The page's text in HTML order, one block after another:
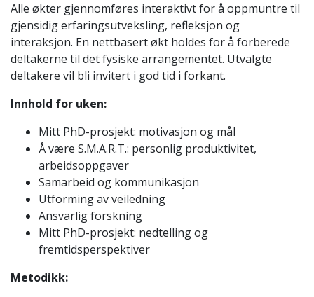
Alle økter gjennomføres interaktivt for å oppmuntre til
gjensidig erfaringsutveksling, refleksjon og
interaksjon. En nettbasert økt holdes for å forberede
deltakerne til det fysiske arrangementet. Utvalgte
deltakere vil bli invitert i god tid i forkant.
Innhold for uken:
Mitt PhD-prosjekt: motivasjon og mål
Å være S.M.A.R.T.: personlig produktivitet,
arbeidsoppgaver
Samarbeid og kommunikasjon
Utforming av veiledning
Ansvarlig forskning
Mitt PhD-prosjekt: nedtelling og
fremtidsperspektiver
Metodikk: